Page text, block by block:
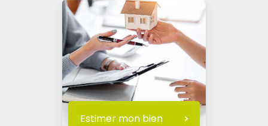
Estimer mon bien